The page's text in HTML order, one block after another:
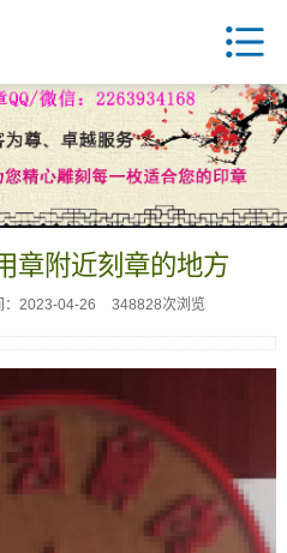
章附近刻章的地方
：2023-04-26 348828次浏览